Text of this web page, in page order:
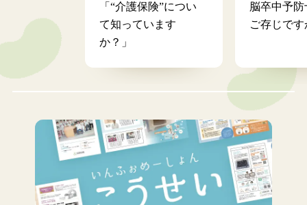
「“介護保険”につい
て知っています
か？」
脳卒中予
ご存じです